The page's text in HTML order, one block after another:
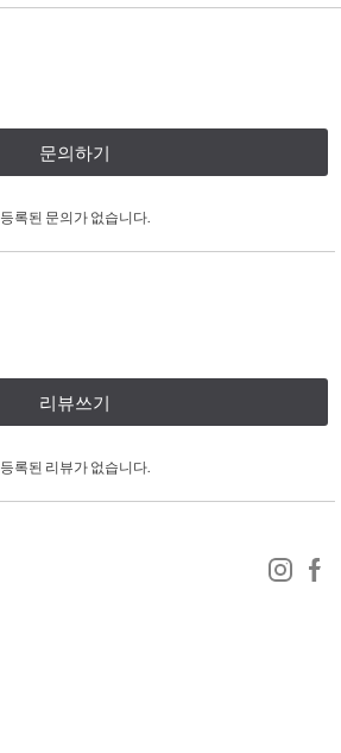
문의하기
등록된 문의가 없습니다.
리뷰쓰기
등록된 리뷰가 없습니다.